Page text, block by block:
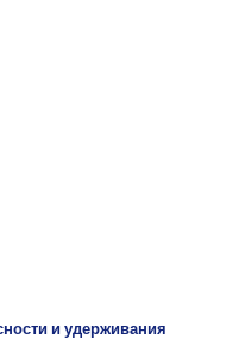
и удерживания